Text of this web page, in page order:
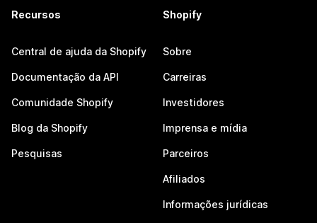
Recursos
Central de ajuda da Shopify
Documentação da API
Comunidade Shopify
Blog da Shopify
Pesquisas
Shopify
Sobre
Carreiras
Investidores
Imprensa e mídia
Parceiros
Afiliados
Informações jurídicas